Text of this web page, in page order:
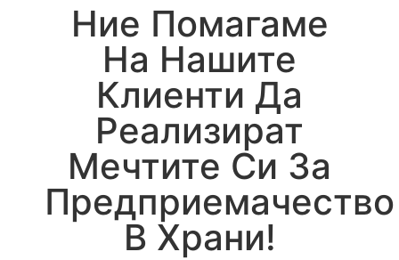
Ние Помагаме
На Нашите
Клиенти Да
Реализират
Мечтите Си За
Предприемачество
В Храни!